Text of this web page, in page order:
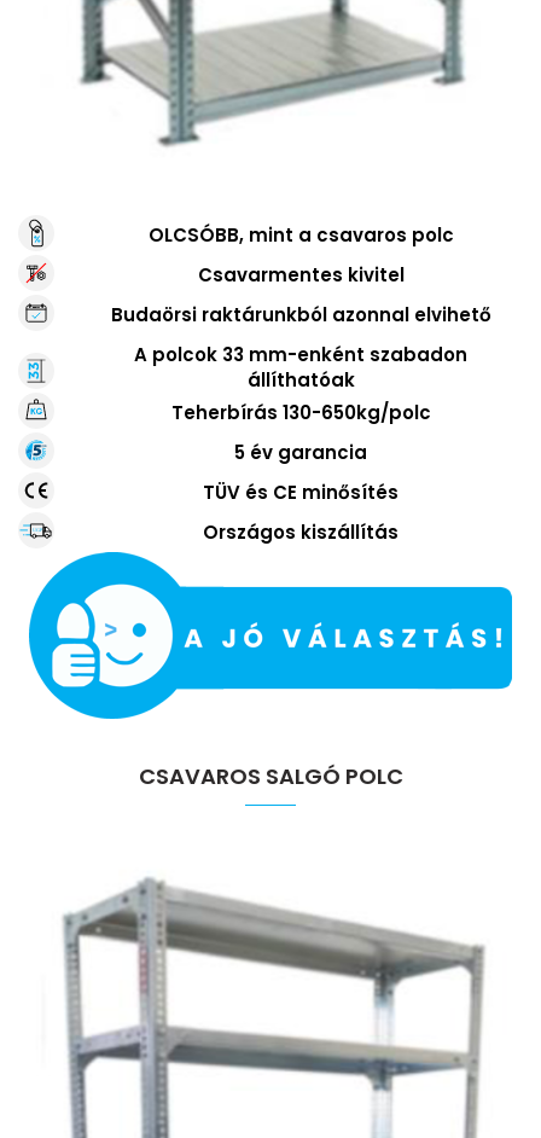
OLCSÓBB, mint a csavaros polc
Csavarmentes kivitel
Budaörsi raktárunkból azonnal elvihető
A polcok 33 mm-enként szabadon
állíthatóak
Teherbírás 130-650kg/polc
5 év garancia
TÜV és CE minősítés
UGP Országos kiszállítás
CSAVAROS SALGÓ POLC